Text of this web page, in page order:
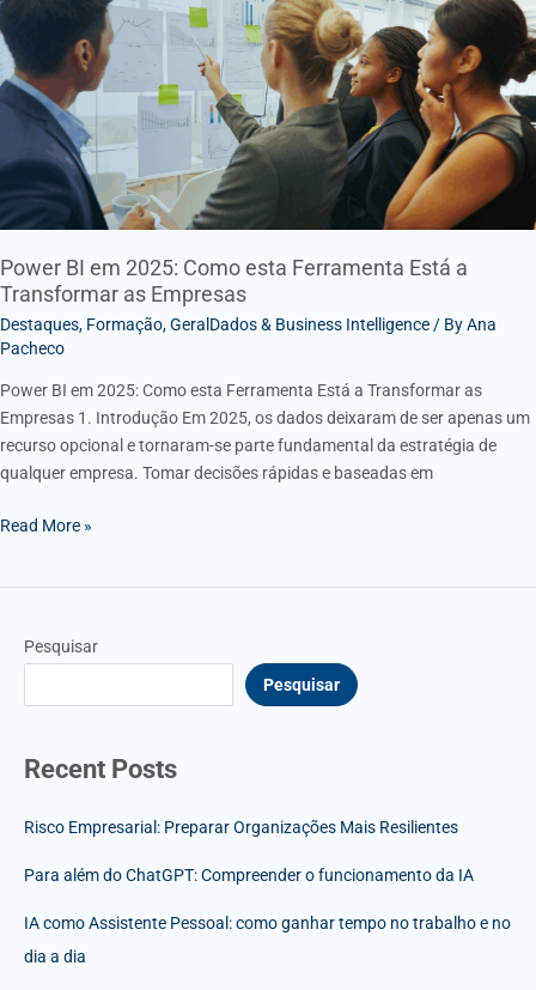
Power BI em 2025: Como esta Ferramenta Está a
Transformar as Empresas
Destaques, Formação,GeralDados & Business Intelligence / ByAna
Pacheco
Power BI em 2025: Como esta Ferramenta Está a Transformar as
Empresas 1. Introdução Em 2025, os dados deixaram de ser apenas um
recurso opcional e tornaram-se parte fundamental da estratégia de
qualquer empresa. Tomar decisões rápidas e baseadas em
Como
esta
Ferramenta
Transformar
as
Empresas
Read More »
Pesquisar
Pesquisar
Recent Posts
Risco Empresarial: Preparar Organizações Mais Resilientes
Para além do ChatGPT: Compreender o funcionamento da IA
IA como Assistente Pessoal: como ganhar tempo no trabalho e no
dia a dia